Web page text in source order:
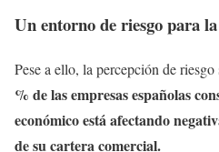
Un entorno de riesgo para
Pese a ello, la percepción de
% de las empresas españolas
económico está afectando
de su cartera comercial.